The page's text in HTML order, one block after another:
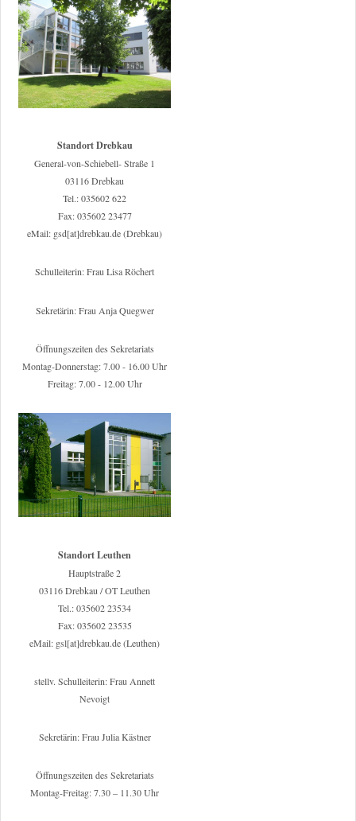
Standort Drebkau
General-von-Schiebell- Straße 1
03116 Drebkau
Tel.: 035602 622
Fax: 035602 23477
eMail: gsd[at]drebkau.de (Drebkau)
Schulleiterin: Frau Lisa Röchert
Sekretärin: Frau Anja Quegwer
Öffnungszeiten des Sekretariats
Montag-Donnerstag: 7.00 - 16.00 Uhr
Freitag: 7.00 - 12.00 Uhr
Standort Leuthen
Hauptstraße 2
03116 Drebkau / OT Leuthen
Tel.: 035602 23534
Fax: 035602 23535
eMail: gsl[at]drebkau.de (Leuthen)
stellv. Schulleiterin: Frau Annett
Nevoigt
Sekretärin: Frau Julia Kästner
Öffnungszeiten des Sekretariats
Montag-Freitag: 7.30 – 11.30 Uhr